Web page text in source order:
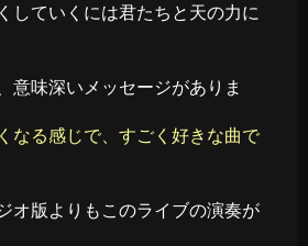
していくには君たちと天の力に
意味深いメッセージがありま
なる感じで、すごく好きな曲で
オ版よりもこのライブの演奏が